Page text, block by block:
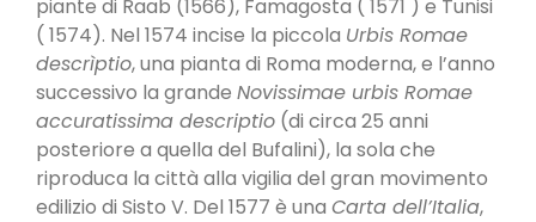
piante di Raab (1566), Famagosta ( 1571 ) e Tunisi
( 1574). Nel 1574 incise la pic­cola Urbis Romae
descrìptio, una pianta di Roma moderna, e l’anno
successivo la grande Novissimae urbis Romae
accuratissima descriptio (di circa 25 anni
posteriore a quella del Bufalini), la sola che
riproduca la città alla vigilia del gran movimento
edilizio di Sisto V. Del 1577 è una Carta dell’Italia,